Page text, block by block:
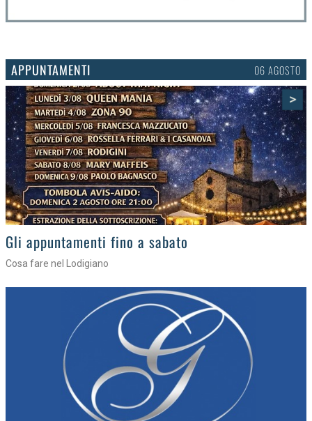
APPUNTAMENTI 03 AGOSTO
>
Gli eventi della settimana
Tra torte, cinema e musica live